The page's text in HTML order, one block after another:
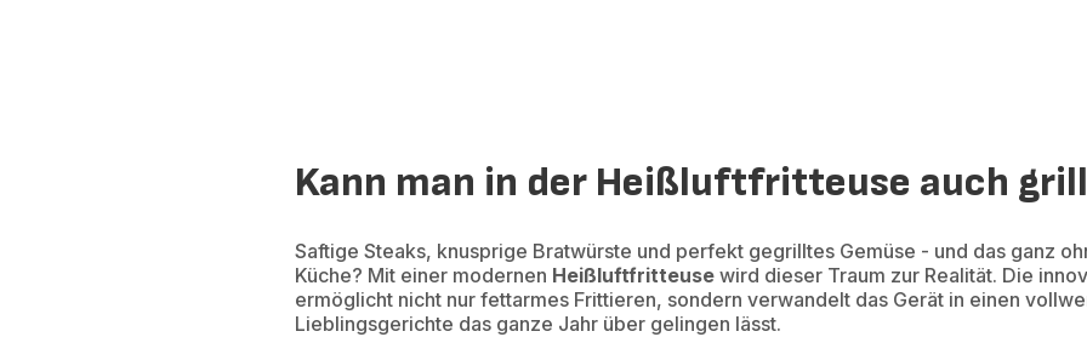
Kann man in der Heißluftfritteuse auch
Saftige Steaks, knusprige Bratwürste und perfekt gegrilltes Gemüse - und das ganz
Küche? Mit einer modernen Heißluftfritteuse wird dieser Traum zur Realität. Die
ermöglicht nicht nur fettarmes Frittieren, sondern verwandelt das Gerät in einen
Lieblingsgerichte das ganze Jahr über gelingen lässt.